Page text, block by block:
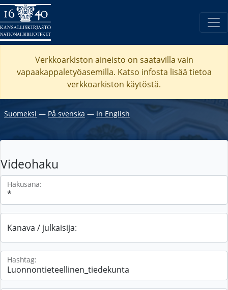
Verkkoarkiston aineisto on saatavilla vain
vapaakappaletyöasemilla. Katso infosta lisää tietoa
verkkoarkiston käytöstä.
Suomeksi ― På svenska ― In English
Videohaku
Hakusana:
Kanava / julkaisija:
Hashtag: